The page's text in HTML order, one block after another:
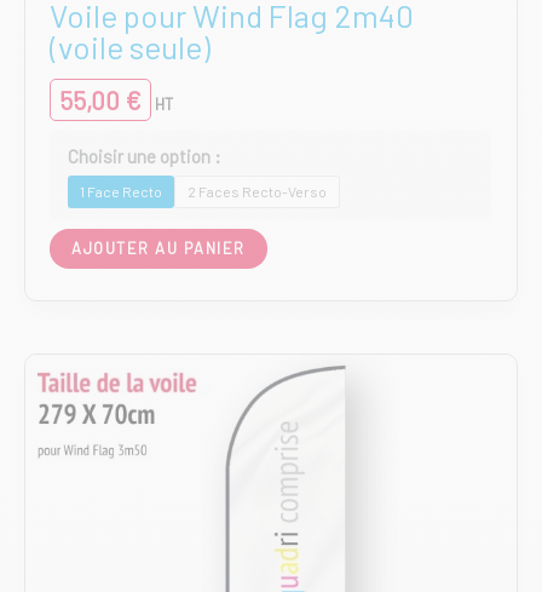
Voile pour Wind Flag 2m40
(voile seule)
55,00 € HT
1 Face Recto 2 Faces Recto-Verso
AJOUTER AU PANIER
produit
Les
options
peuvent
être
choisies
sur
la
page
du